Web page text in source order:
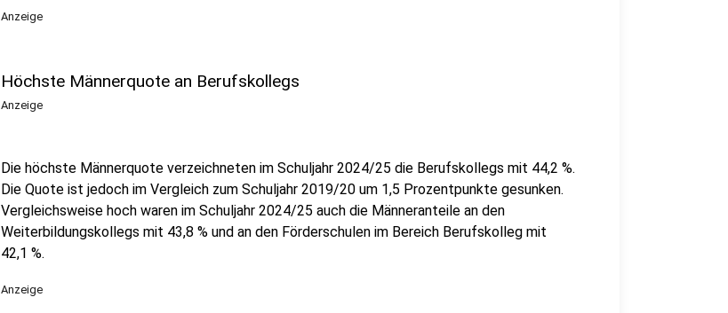
Anzeige
Höchste Männerquote an Berufskollegs
Anzeige
Die höchste Männerquote verzeichneten im Schuljahr 2024/25 die Berufskollegs mit 44,2 %.
Die Quote ist jedoch im Vergleich zum Schuljahr 2019/20 um 1,5 Prozentpunkte gesunken.
Vergleichsweise hoch waren im Schuljahr 2024/25 auch die Männeranteile an den
Weiterbildungskollegs mit 43,8 % und an den Förderschulen im Bereich Berufskolleg mit
42,1 %.
Anzeige